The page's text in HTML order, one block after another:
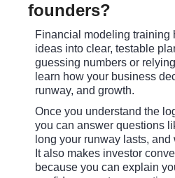
founders?
Financial modeling training
ideas into clear, testable
guessing numbers or
learn how your business
runway, and growth.
Once you understand the
you can answer questions
long your runway lasts,
It also makes investor
because you can explain